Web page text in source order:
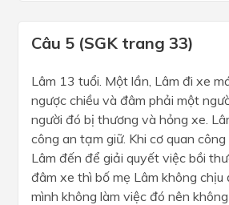
Câu 5 (SGK trang 33)
Lâm 13 tuổi. Một lần, Lâm đi xe
ngược chiều và đâm phải một
người đó bị thương và hỏng xe.
công an tạm giữ. Khi cơ quan
Lâm đến để giải quyết việc bồi
đâm xe thì bố mẹ Lâm không chịu
mình không làm việc đó nên